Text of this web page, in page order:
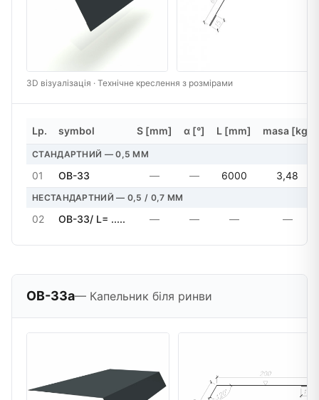
3D візуалізація · Технічне креслення з розмірами
Lp. symbol S [mm] α [°] L [mm] masa [kg]
СТАНДАРТНИЙ — 0,5 MM
01 OB-33 — — 6000 3,48
НЕСТАНДАРТНИЙ — 0,5 / 0,7 MM
02 OB-33/ L= ..... — — — —
OB-33a— Капельник біля ринви